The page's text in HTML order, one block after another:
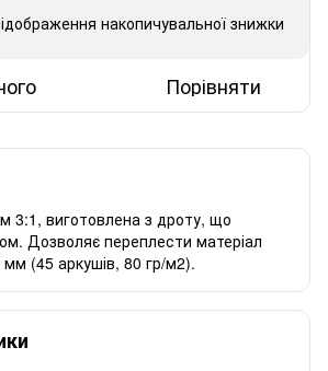
накопичувальної знижки
Порівняти
3:1, виготовлена з дроту, що
Дозволяє переплести матеріал
(45 аркушів, 80 гр/м2).